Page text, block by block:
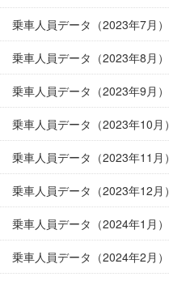
乗車人員データ（2023年7月）
乗車人員データ（2023年8月）
乗車人員データ（2023年9月）
乗車人員データ（2023年10月）
乗車人員データ（2023年11月）
乗車人員データ（2023年12月）
乗車人員データ（2024年1月）
乗車人員データ（2024年2月）